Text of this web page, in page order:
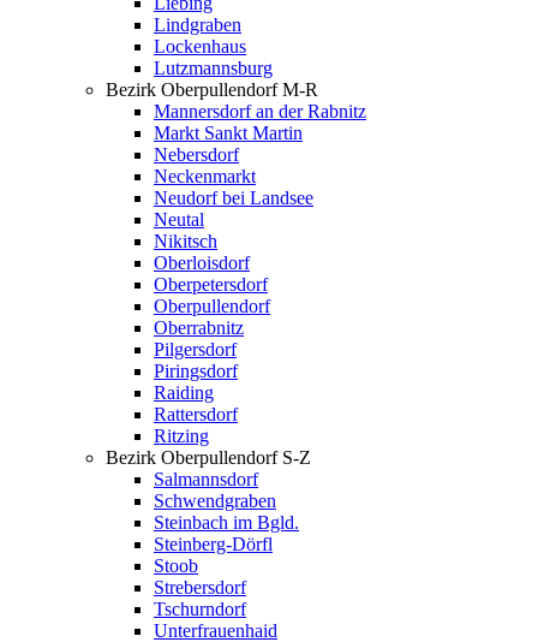
Lindgraben
Lockenhaus
Lutzmannsburg
Bezirk Oberpullendorf M-R
Mannersdorf an der Rabnitz
Markt Sankt Martin
Nebersdorf
Neckenmarkt
Neudorf bei Landsee
Neutal
Nikitsch
Oberloisdorf
Oberpetersdorf
Oberpullendorf
Oberrabnitz
Pilgersdorf
Piringsdorf
Raiding
Rattersdorf
Ritzing
Bezirk Oberpullendorf S-Z
Salmannsdorf
Schwendgraben
Steinbach im Bgld.
Steinberg-Dörfl
Stoob
Strebersdorf
Tschurndorf
Unterfrauenhaid